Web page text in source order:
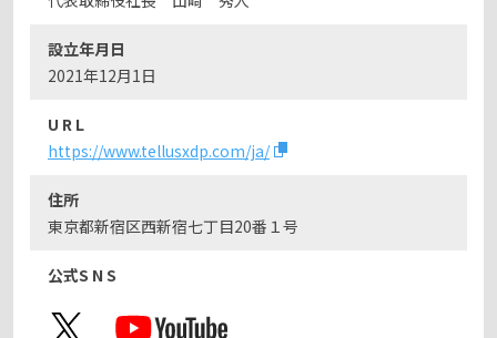
設立年月日
2021年12月1日
U R L
https://www.tellusxdp.com/ja/
住所
東京都新宿区西新宿七丁目20番１号
公式S N S